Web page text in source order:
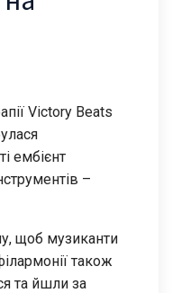
Victory Beats
ембієнт
–
щоб музиканти
також
та йшли за